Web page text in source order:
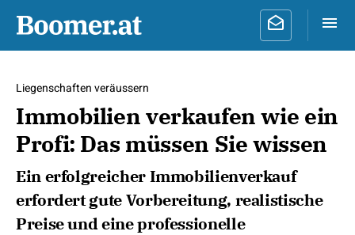
Liegenschaften veräussern
Immobilien verkaufen wie ein
Profi: Das müssen Sie wissen
Ein erfolgreicher Immobilienverkauf
erfordert gute Vorbereitung, realistische
Preise und eine professionelle